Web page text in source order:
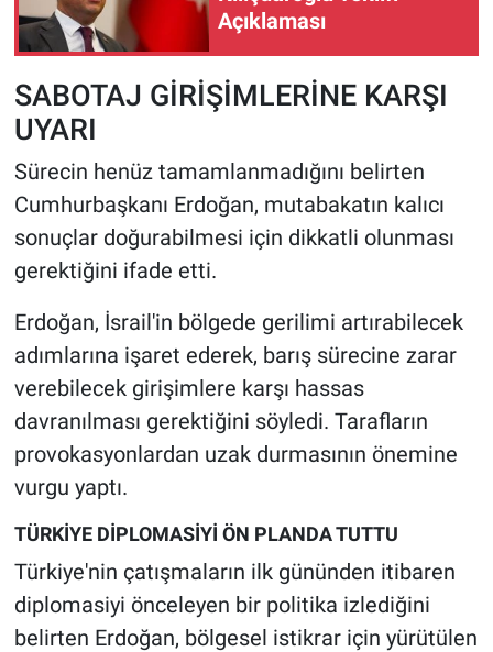
Açıklaması
SABOTAJ GİRİŞİMLERİNE KARŞI
UYARI
Sürecin henüz tamamlanmadığını belirten
Cumhurbaşkanı Erdoğan, mutabakatın kalıcı
sonuçlar doğurabilmesi için dikkatli olunması
gerektiğini ifade etti.
Erdoğan, İsrail'in bölgede gerilimi artırabilecek
adımlarına işaret ederek, barış sürecine zarar
verebilecek girişimlere karşı hassas
davranılması gerektiğini söyledi. Tarafların
provokasyonlardan uzak durmasının önemine
vurgu yaptı.
TÜRKİYE DİPLOMASİYİ ÖN PLANDA TUTTU
Türkiye'nin çatışmaların ilk gününden itibaren
diplomasiyi önceleyen bir politika izlediğini
belirten Erdoğan, bölgesel istikrar için yürütülen